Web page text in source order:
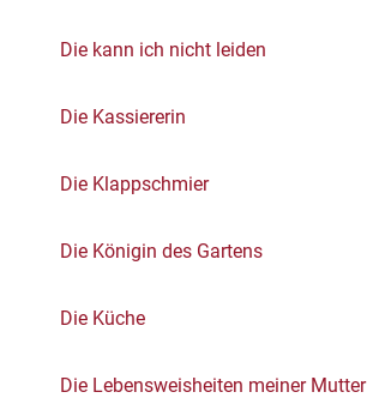
Die kann ich nicht leiden
Die Kassiererin
Die Klappschmier
Die Königin des Gartens
Die Küche
Die Lebensweisheiten meiner Mutter